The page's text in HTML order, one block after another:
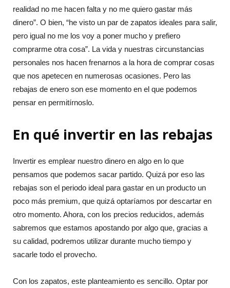
realidad no me hacen falta y no me quiero gastar más
dinero”. O bien, “he visto un par de zapatos ideales para salir,
pero igual no me los voy a poner mucho y prefiero
comprarme otra cosa”. La vida y nuestras circunstancias
personales nos hacen frenarnos a la hora de comprar cosas
que nos apetecen en numerosas ocasiones. Pero las
rebajas de enero son ese momento en el que podemos
pensar en permitírnoslo.
En qué invertir en las rebajas
Invertir es emplear nuestro dinero en algo en lo que
pensamos que podemos sacar partido. Quizá por eso las
rebajas son el periodo ideal para gastar en un producto un
poco más premium, que quizá optaríamos por descartar en
otro momento. Ahora, con los precios reducidos, además
sabremos que estamos apostando por algo que, gracias a
su calidad, podremos utilizar durante mucho tiempo y
sacarle todo el provecho.
Con los zapatos, este planteamiento es sencillo. Optar por